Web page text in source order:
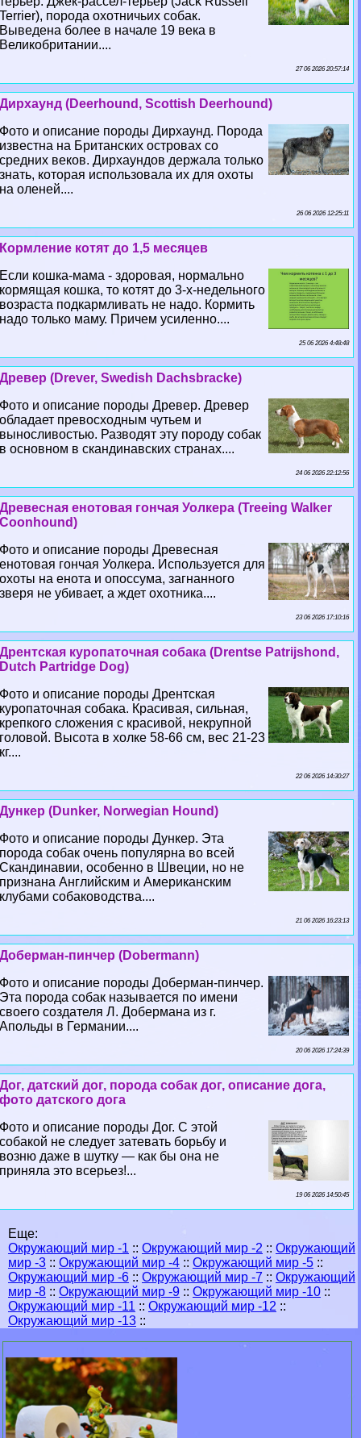
Terrier), порода охотничьих собак.
Выведена более в начале 19 века в
Великобритании....
27 06 2026 20:57:14
Дирхаунд (Deerhound, Scottish Deerhound)
Фото и описание породы Дирхаунд. Порода
известна на Британских островах со
средних веков. Дирхаундов держала только
знать, которая использовала их для охоты
на оленей....
26 06 2026 12:25:11
Кормление котят до 1,5 месяцев
Если кошка-мама - здоровая, нормально
кормящая кошка, то котят до 3-х-недельного
возраста подкармливать не надо. Кормить
надо только маму. Причем усиленно....
25 06 2026 4:48:48
Древер (Drever, Swedish Dachsbracke)
Фото и описание породы Древер. Древер
обладает превосходным чутьем и
выносливостью. Разводят эту породу собак
в основном в скандинавских странах....
24 06 2026 22:12:56
Древесная енотовая гончая Уолкера (Treeing Walker
Coonhound)
Фото и описание породы Древесная
енотовая гончая Уолкера. Используется для
охоты на енота и опоссума, загнанного
зверя не убивает, а ждет охотника....
23 06 2026 17:10:16
Дрентская куропаточная собака (Drentse Patrijshond,
Dutch Partridge Dog)
Фото и описание породы Дрентская
куропаточная собака. Красивая, сильная,
крепкого сложения с красивой, некрупной
головой. Высота в холке 58-66 см, вес 21-23
кг....
22 06 2026 14:30:27
Дункер (Dunker, Norwegian Hound)
Фото и описание породы Дункер. Эта
порода собак очень популярна во всей
Скандинавии, особенно в Швеции, но не
признана Английским и Американским
клубами собаководства....
21 06 2026 16:23:13
Доберман-пинчер (Dobermann)
Фото и описание породы Доберман-пинчер.
Эта порода собак называется по имени
своего создателя Л. Добермана из г.
Апольды в Германии....
20 06 2026 17:24:39
Дог, датский дог, порода собак дог, описание дога,
фото датского дога
Фото и описание породы Дог. С этой
собакой не следует затевать борьбу и
возню даже в шутку — как бы она не
приняла это всерьез!...
19 06 2026 14:50:45
Еще:
Окружающий мир -1 :: Окружающий мир -2 :: Окружающий
мир -3 :: Окружающий мир -4 :: Окружающий мир -5 ::
Окружающий мир -6 :: Окружающий мир -7 :: Окружающий
мир -8 :: Окружающий мир -9 :: Окружающий мир -10 ::
Окружающий мир -11 :: Окружающий мир -12 ::
Окружающий мир -13 ::